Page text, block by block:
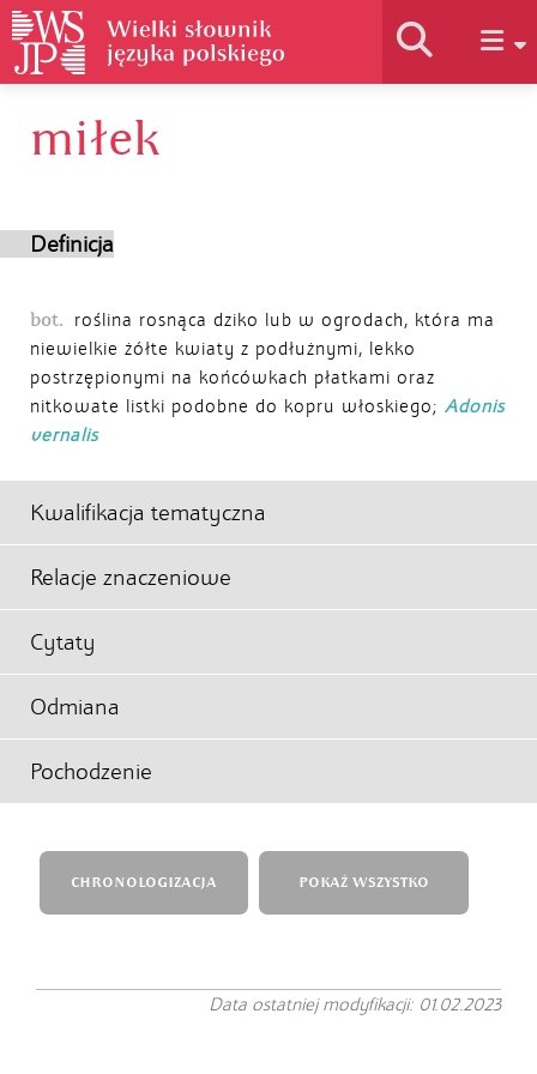
Autorzy
miłek
Definicja
bot.
roślina rosnąca dziko lub w ogrodach, która ma
niewielkie żółte kwiaty z podłużnymi, lekko
postrzępionymi na końcówkach płatkami oraz
nitkowate listki podobne do kopru włoskiego; Adonis
vernalis
Kwalifikacja tematyczna
Relacje znaczeniowe
Cytaty
Odmiana
Pochodzenie
CHRONOLOGIZACJA POKAŻ WSZYSTKO
Data ostatniej modyfikacji: 01.02.2023